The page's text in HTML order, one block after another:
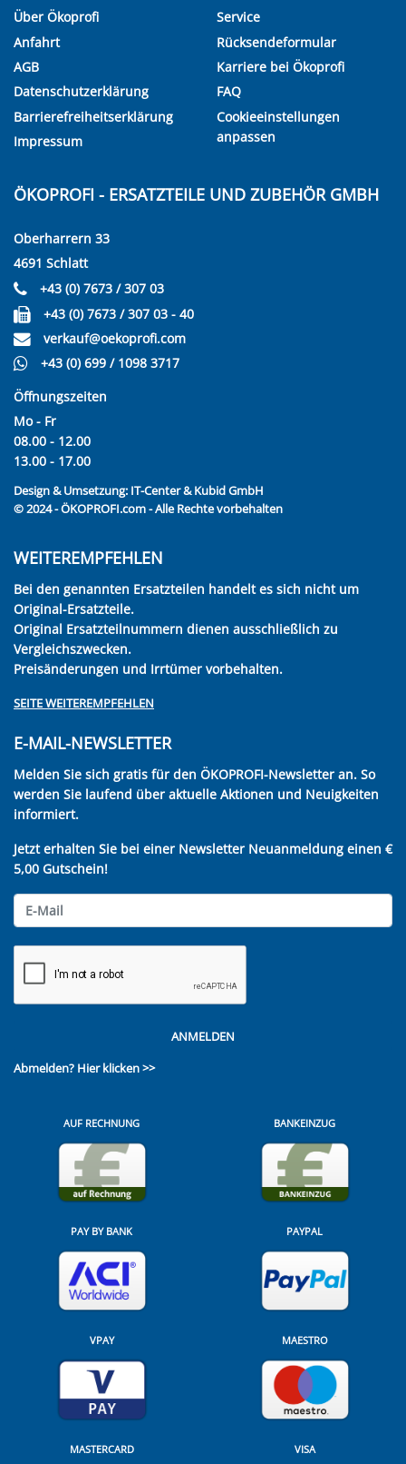
Über Ökoprofi
Anfahrt
AGB
Datenschutzerklärung
Barrierefreiheitserklärung
Impressum
Service
Rücksendeformular
Karriere bei Ökoprofi
FAQ
Cookieeinstellungen
anpassen
ÖKOPROFI - ERSATZTEILE UND ZUBEHÖR GMBH
Oberharrern 33
4691 Schlatt
+43 (0) 7673 / 307 03
+43 (0) 7673 / 307 03 - 40
verkauf@oekoprofi.com
+43 (0) 699 / 1098 3717
Öffnungszeiten
Mo - Fr
08.00 - 12.00
13.00 - 17.00
Design & Umsetzung: IT-Center & Kubid GmbH
© 2024 - ÖKOPROFI.com - Alle Rechte vorbehalten
WEITEREMPFEHLEN
Bei den genannten Ersatzteilen handelt es sich nicht um
Original-Ersatzteile.
Original Ersatzteilnummern dienen ausschließlich zu
Vergleichszwecken.
Preisänderungen und Irrtümer vorbehalten.
SEITE WEITEREMPFEHLEN
E-MAIL-NEWSLETTER
Melden Sie sich gratis für den ÖKOPROFI-Newsletter an. So
werden Sie laufend über aktuelle Aktionen und Neuigkeiten
informiert.
Jetzt erhalten Sie bei einer Newsletter Neuanmeldung einen €
5,00 Gutschein!
ANMELDEN
Abmelden? Hier klicken >>
AUF RECHNUNG BANKEINZUG
PAY BY BANK PAYPAL
VPAY MAESTRO
MASTERCARD VISA